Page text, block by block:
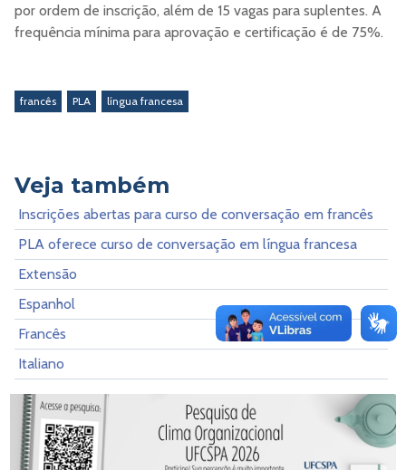
por ordem de inscrição, além de 15 vagas para suplentes. A
frequência mínima para aprovação e certificação é de 75%.
francês PLA língua francesa
Veja também
Inscrições abertas para curso de conversação em francês
PLA oferece curso de conversação em língua francesa
Extensão
Espanhol
Francês
Italiano